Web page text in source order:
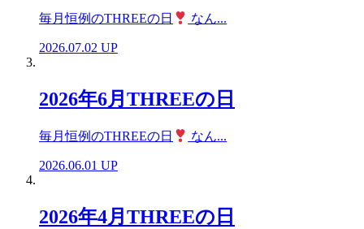
毎月恒例のTHREEの日 なん...
2026.07.02 UP
2026年6月THREEの日
毎月恒例のTHREEの日 なん...
2026.06.01 UP
2026年4月THREEの日